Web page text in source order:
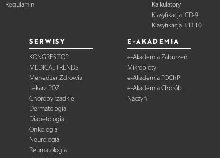
Regulamin
Kalkulatory
Klasyfikacja ICD-9
Klasyfikacja ICD-10
SERWISY
KONGRES TOP
MEDICAL TRENDS
Menedżer Zdrowia
Lekarz POZ
Choroby rzadkie
Dermatologia
Diabetologia
Onkologia
Neurologia
Reumatologia
E-AKADEMIA
e-Akademia Zaburzeń
Mikrobioty
e-Akademia POChP
e-Akademia Chorób
Naczyń